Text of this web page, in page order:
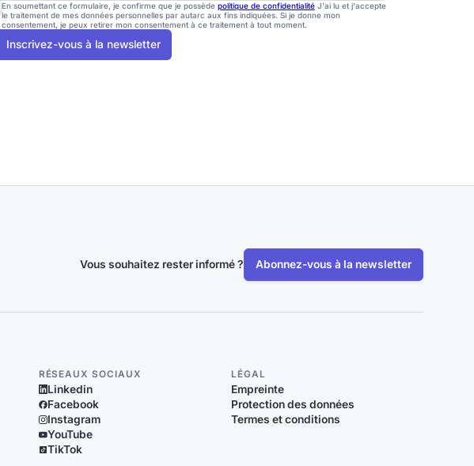
En soumettant ce formulaire, je confirme que je possède politique de confidentialitéJ'ai lu et j'accepte
le traitement de mes données personnelles par autarc aux fins indiquées. Si je donne mon
consentement, je peux retirer mon consentement à ce traitement à tout moment.
Vous souhaitez rester informé ? Abonnez-vous à la newsletter
RÉSEAUX SOCIAUX
Linkedin
Facebook
Instagram
YouTube
TikTok
LÉGAL
Empreinte
Protection des données
Termes et conditions